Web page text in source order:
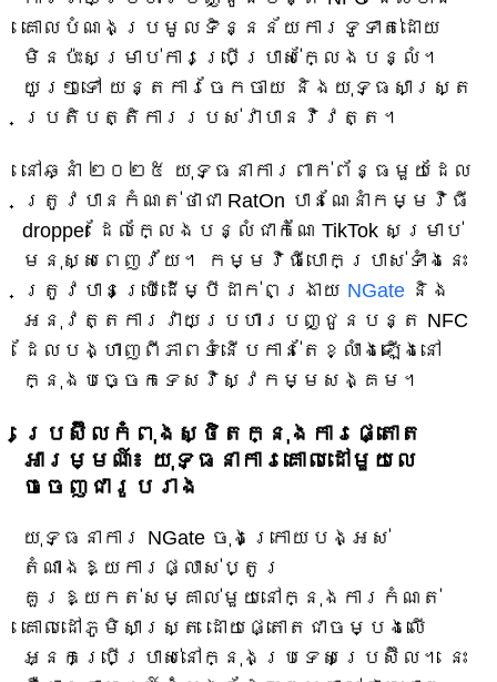
គោលបំណងប្រមូលទិន្នន័យការទូទាត់ដោយ
មិនប៉ះសម្រាប់ការប្រើប្រាស់ក្លែងបន្លំ។
យូរៗទៅ យន្តការចែកចាយ និងយុទ្ធសាស្ត្រ
ប្រតិបត្តិការរបស់វាបានវិវត្ត។
នៅឆ្នាំ ២០២៥ យុទ្ធនាការពាក់ព័ន្ធមួយដែល
ត្រូវបានកំណត់ថាជា RatOn បានណែនាំកម្មវិធី
dropper ដែលក្លែងបន្លំជាកំណែ TikTok សម្រាប់
មនុស្សពេញវ័យ។ កម្មវិធីបោកប្រាស់ទាំងនេះ
ត្រូវបានប្រើដើម្បីដាក់ពង្រាយ NGate និង
អនុវត្តការវាយប្រហារបញ្ជូនបន្ត NFC
ដែលបង្ហាញពីភាពទំនើបកាន់តែខ្លាំងឡើងនៅ
ក្នុងបច្ចេកទេសវិស្វកម្មសង្គម។
ប្រេស៊ីលកំពុងស្ថិតក្នុងការផ្តោត
អារម្មណ៍៖ យុទ្ធនាការគោលដៅមួយលេ
ចចេញជារូបរាង
យុទ្ធនាការ NGate ចុងក្រោយបង្អស់
តំណាងឱ្យការផ្លាស់ប្តូរ
គួរឱ្យកត់សម្គាល់មួយនៅក្នុងការកំណត់
គោលដៅភូមិសាស្ត្រ ដោយផ្តោតជាចម្បងលើ
អ្នកប្រើប្រាស់នៅក្នុងប្រទេសប្រេស៊ីល។ នេះ